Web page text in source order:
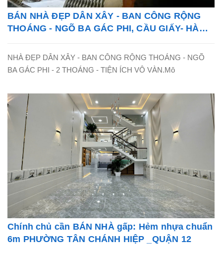
BÁN NHÀ ĐẸP DÂN XÂY - BAN CÔNG RỘNG
THOÁNG - NGÕ BA GÁC PHI, CẦU GIẤY- HÀ
NHÀ ĐẸP DÂN XÂY - BAN CÔNG RỘNG THOÁNG - NGÕ
BA GÁC PHI - 2 THOÁNG - TIỆN ÍCH VÔ VÀN.Mô
Chính chủ cần BÁN NHÀ gấp: Hẻm nhựa chuẩn
6m PHƯỜNG TÂN CHÁNH HIỆP _QUẬN 12